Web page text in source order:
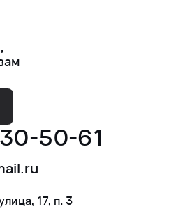
50-61
17, п. 3